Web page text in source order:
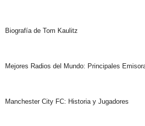
Biografía de Tom Kaulitz
Mejores Radios del Mundo: Principales
Manchester City FC: Historia y Jugadores